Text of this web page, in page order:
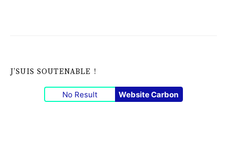
J’SUIS SOUTENABLE !
No Result Website Carbon